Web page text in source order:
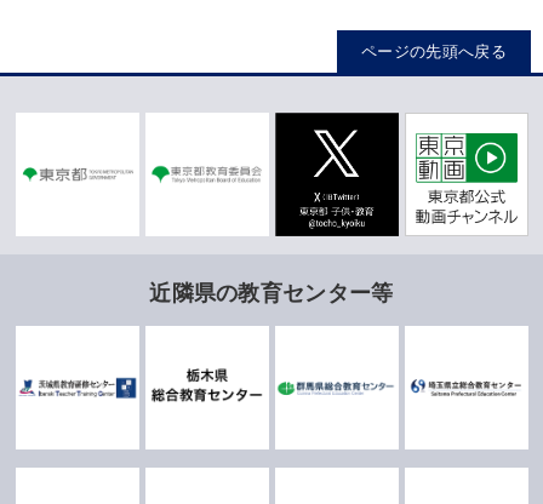
ページの先頭へ戻る
近隣県の教育センター等